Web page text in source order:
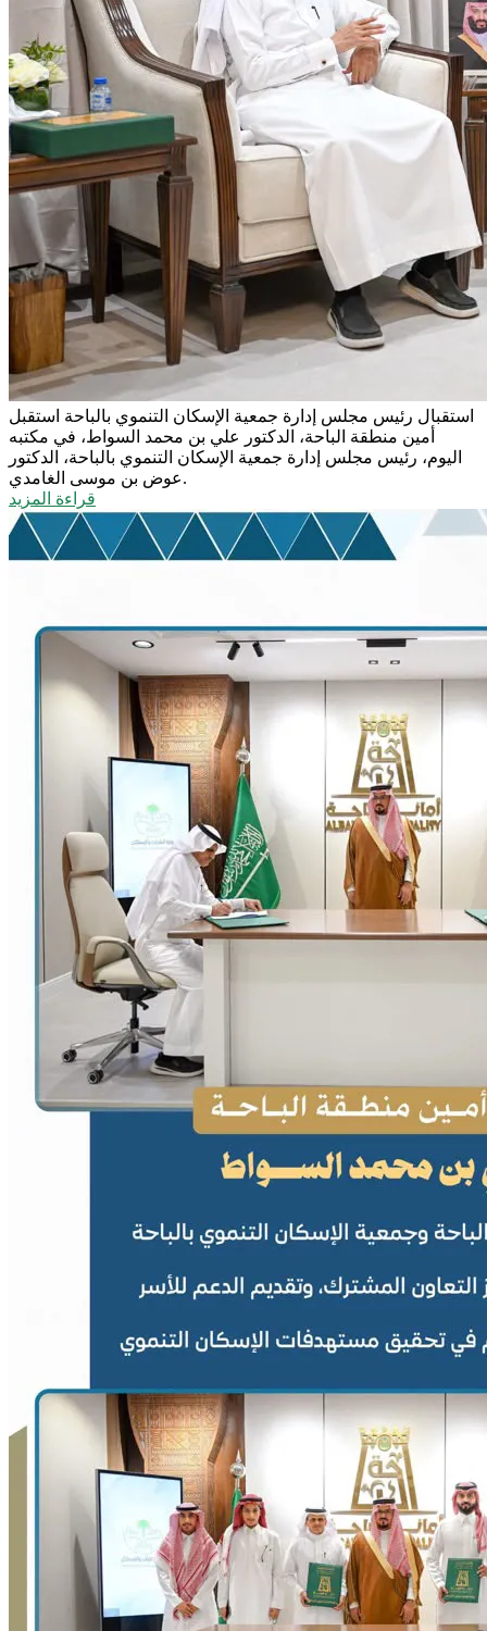
استقبال رئيس مجلس إدارة جمعية الإسكان التنموي بالباحة استقبل
أمين منطقة الباحة، الدكتور علي بن محمد السواط، في مكتبه
اليوم، رئيس مجلس إدارة جمعية الإسكان التنموي بالباحة، الدكتور
عوض بن موسى الغامدي.
قراءة المزيد